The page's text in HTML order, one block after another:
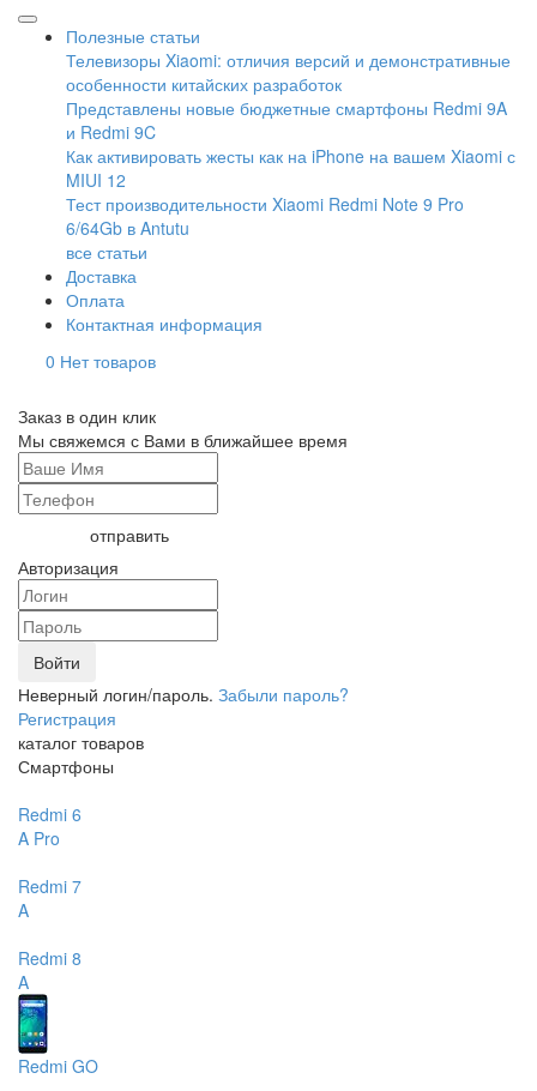
Полезные статьи
Телевизоры Xiaomi: отличия версий и демонстративные
особенности китайских разработок
Представлены новые бюджетные смартфоны Redmi 9A
и Redmi 9C
Как активировать жесты как на iPhone на вашем Xiaomi с
MIUI 12
Тест производительности Xiaomi Redmi Note 9 Pro
6/64Gb в Antutu
все статьи
Доставка
Оплата
Контактная информация
0 Нет товаров
Заказ в один клик
Мы свяжемся с Вами в ближайшее время
Авторизация
Войти
Неверный логин/пароль. Забыли пароль?
Регистрация
каталог товаров
Смартфоны
Redmi 6
A Pro
Redmi 7
A
Redmi 8
A
Redmi GO